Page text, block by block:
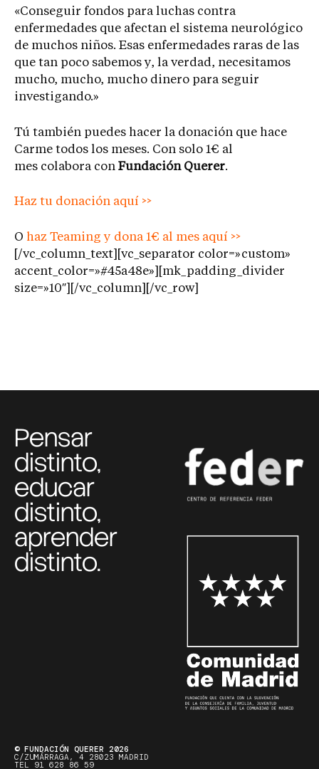
«Conseguir fondos para luchas contra
enfermedades que afectan el sistema neurológico
de muchos niños. Esas enfermedades raras de las
que tan poco sabemos y, la verdad, necesitamos
mucho, mucho, mucho dinero para seguir
investigando.»
Tú también puedes hacer la donación que hace
Carme todos los meses. Con solo 1€ al
mes colabora con Fundación Querer.
Haz tu donación aquí >>
O haz Teaming y dona 1€ al mes aquí >>
[/vc_column_text][vc_separator color=»custom»
accent_color=»#45a48e»][mk_padding_divider
size=»10″][/vc_column][/vc_row]
Pensar
distinto,
educar
distinto,
aprender
distinto.
© FUNDACIÓN QUERER 2026
C/ZUMÁRRAGA, 4 28023 MADRID
TEL 91 628 86 59